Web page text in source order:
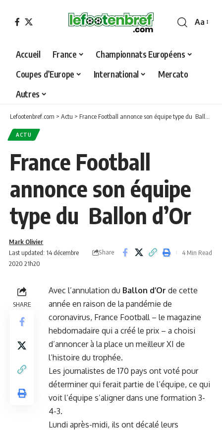
Font
Aa
Accueil France
Championnats Européens
Coupes d’Europe
International
Mercato
Autres
Lefootenbref.com > Actu > France Football annonce son équipe type du Ballon d’Or
ACTU
France Football
annonce son équipe
type du Ballon d’Or
Last updated: 14 décembre
2020 21h20
Mark Olivier
Share
4 Min Read
SHARE
Avec l’annulation du Ballon d’Or de cette
année en raison de la pandémie de
coronavirus, France Football – le magazine
hebdomadaire qui a créé le prix – a choisi
d’annoncer à la place un meilleur XI de
l’histoire du trophée.
Les journalistes de 170 pays ont voté pour
déterminer qui ferait partie de l’équipe, ce qui
voit l’équipe s’aligner dans une formation 3-
4-3.
Lundi après-midi, ils ont décalé leurs